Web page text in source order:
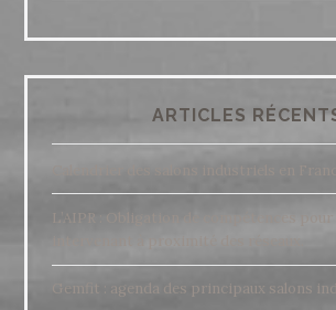
ARTICLES
L’AIPR : Obligation de compétences pour
Gemfit : agenda des principaux salons